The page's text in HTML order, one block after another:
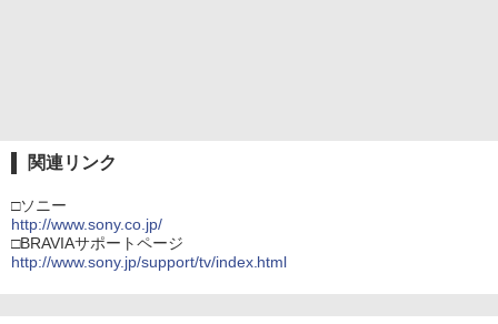
関連リンク
□ソニー
http://www.sony.co.jp/
□BRAVIAサポートページ
http://www.sony.jp/support/tv/index.html